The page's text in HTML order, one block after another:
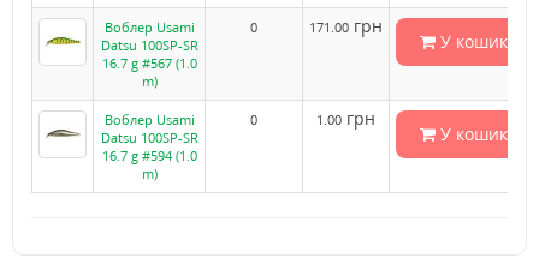
Воблер Usami
Datsu 100SP-SR
16.7 g #567 (1.0
m)
0 171.00 грн
У кошик
Воблер Usami
Datsu 100SP-SR
16.7 g #594 (1.0
m)
0 1.00 грн
У кошик